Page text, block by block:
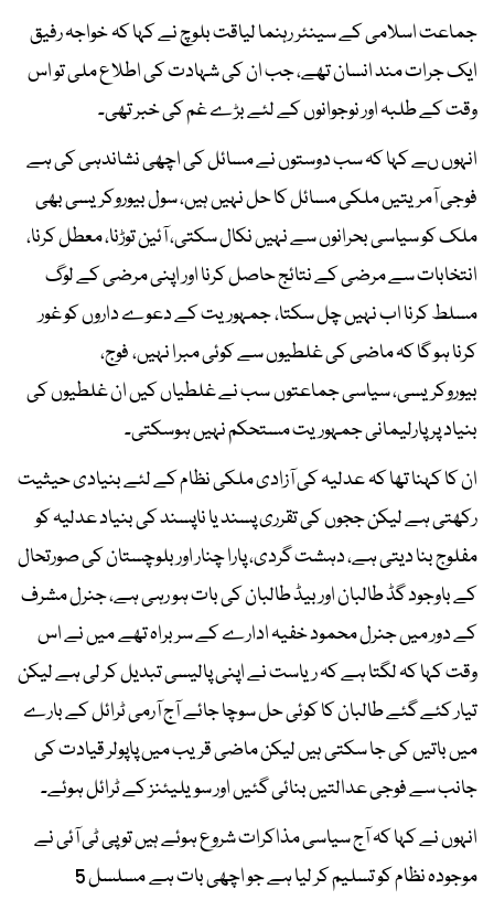
جماعت اسلامی کے سینئر رہنما لیاقت بلوچ نے کہا کہ خواجہ رفیق
ایک جرات مند انسان تھے، جب ان کی شہادت کی اطلاع ملی تو اس
وقت کے طلبہ اور نوجوانوں کے لئے بڑے غم کی خبر تھی۔
انہوں ںے کہا کہ سب دوستوں نے مسائل کی اچھی نشاندہی کی ہے
فوجی آمریتیں ملکی مسائل کا حل نہیں ہیں، سول بیوروکریسی بھی
ملک کو سیاسی بحرانوں سے نہیں نکال سکتی، آئین توڑنا، معطل کرنا،
انتخابات سے مرضی کے نتائج حاصل کرنا اور اپنی مرضی کے لوگ
مسلط کرنا اب نہیں چل سکتا، جمہوریت کے دعوے داروں کو غور
کرنا ہو گا کہ ماضی کی غلطیوں سے کوئی مبرا نہیں، فوج،
بیوروکریسی، سیاسی جماعتوں سب نے غلطیاں کیں ان غلطیوں کی
بنیاد پر پارلیمانی جمہوریت مستحکم نہیں ہوسکتی۔
ان کا کہنا تھا کہ عدلیہ کی آزادی ملکی نظام کے لئے بنیادی حیثیت
رکھتی ہے لیکن ججوں کی تقرری پسند یا ناپسند کی بنیاد عدلیہ کو
مفلوج بنا دیتی ہے، دہشت گردی، پارا چنار اور بلوچستان کی صورتحال
کے باوجود گڈ طالبان اور بیڈ طالبان کی بات ہو رہی ہے، جنرل مشرف
کے دور میں جنرل محمود خفیہ ادارے کے سربراہ تھے میں نے اس
وقت کہا کہ لگتا ہے کہ ریاست نے اپنی پالیسی تبدیل کر لی ہے لیکن
تیار کئے گئے طالبان کا کوئی حل سوچا جائے آج آرمی ٹرائل کے بارے
میں باتیں کی جا سکتی ہیں لیکن ماضی قریب میں پاپولر قیادت کی
جانب سے فوجی عدالتیں بنائی گئیں اور سویلیئنز کے ٹرائل ہوئے۔
انہوں نے کہا کہ آج سیاسی مذاکرات شروع ہوئے ہیں تو پی ٹی آئی نے
موجودہ نظام کو تسلیم کر لیا ہے جو اچھی بات ہے مسلسل 5